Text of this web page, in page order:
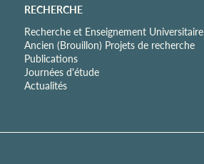
RECHERCHE
Recherche et Enseignement Universitaire
Ancien (Brouillon) Projets de recherche
Publications
Journées d'étude
Actualités